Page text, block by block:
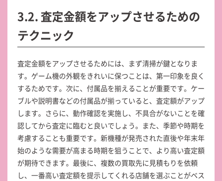
3.2. 査定金額をアップさせるための
テクニック
査定金額をアップさせるためには、まず清掃が鍵となりま
す。ゲーム機の外観をきれいに保つことは、第一印象を良く
するためです。次に、付属品を揃えることが重要です。ケー
ブルや説明書などの付属品が揃っていると、査定額がアップ
します。さらに、動作確認を実施し、不具合がないことを確
認してから査定に臨むと良いでしょう。また、季節や時期を
考慮することも重要です。新機種が発売された直後や年末年
始のような需要が高まる時期を狙うことで、より高い査定額
が期待できます。最後に、複数の買取先に見積もりを依頼
し、一番高い査定額を提示してくれる店舗を選ぶことがベス